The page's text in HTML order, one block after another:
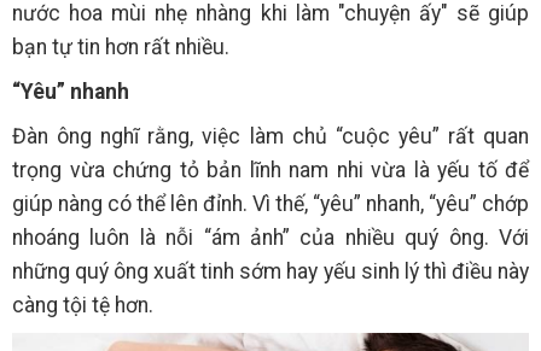
nước hoa mùi nhẹ nhàng khi làm "chuyện ấy" sẽ giúp
bạn tự tin hơn rất nhiều.
“Yêu” nhanh
Đàn ông nghĩ rằng, việc làm chủ “cuộc yêu” rất quan
trọng vừa chứng tỏ bản lĩnh nam nhi vừa là yếu tố để
giúp nàng có thể lên đỉnh. Vì thế, “yêu” nhanh, “yêu” chớp
nhoáng luôn là nỗi “ám ảnh” của nhiều quý ông. Với
những quý ông xuất tinh sớm hay yếu sinh lý thì điều này
càng tội tệ hơn.